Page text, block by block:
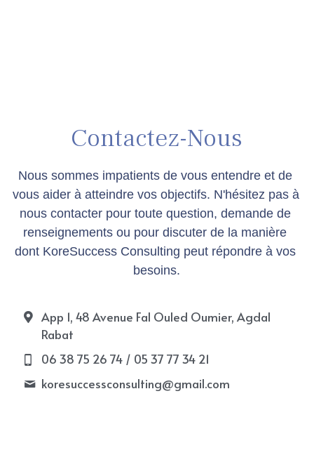
Contactez-Nous
Nous sommes impatients de vous entendre et de
vous aider à atteindre vos objectifs. N'hésitez pas à
nous contacter pour toute question, demande de
renseignements ou pour discuter de la manière
dont KoreSuccess Consulting peut répondre à vos
besoins.
App 1, 48 Avenue Fal Ouled Oumier, Agdal
Rabat
06 38 75 26 74 / 05 37 77 34 21
koresuccessconsulting@gmail.com